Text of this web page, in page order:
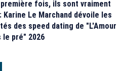
fois, ils sont vraiment
Karine Le Marchand dévoile les
des speed dating de "L'Amour
le pré" 2026